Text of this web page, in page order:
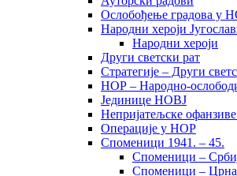
Ослобођење градова у
Народни хероји
Народни хероји
Други светски рат
Стратегије – Други
НОР – Народно-
Јединице НОВЈ
Непријатељске
Операције у НОР
Споменици 1941. – 45.
Споменици –
Споменици – Црна